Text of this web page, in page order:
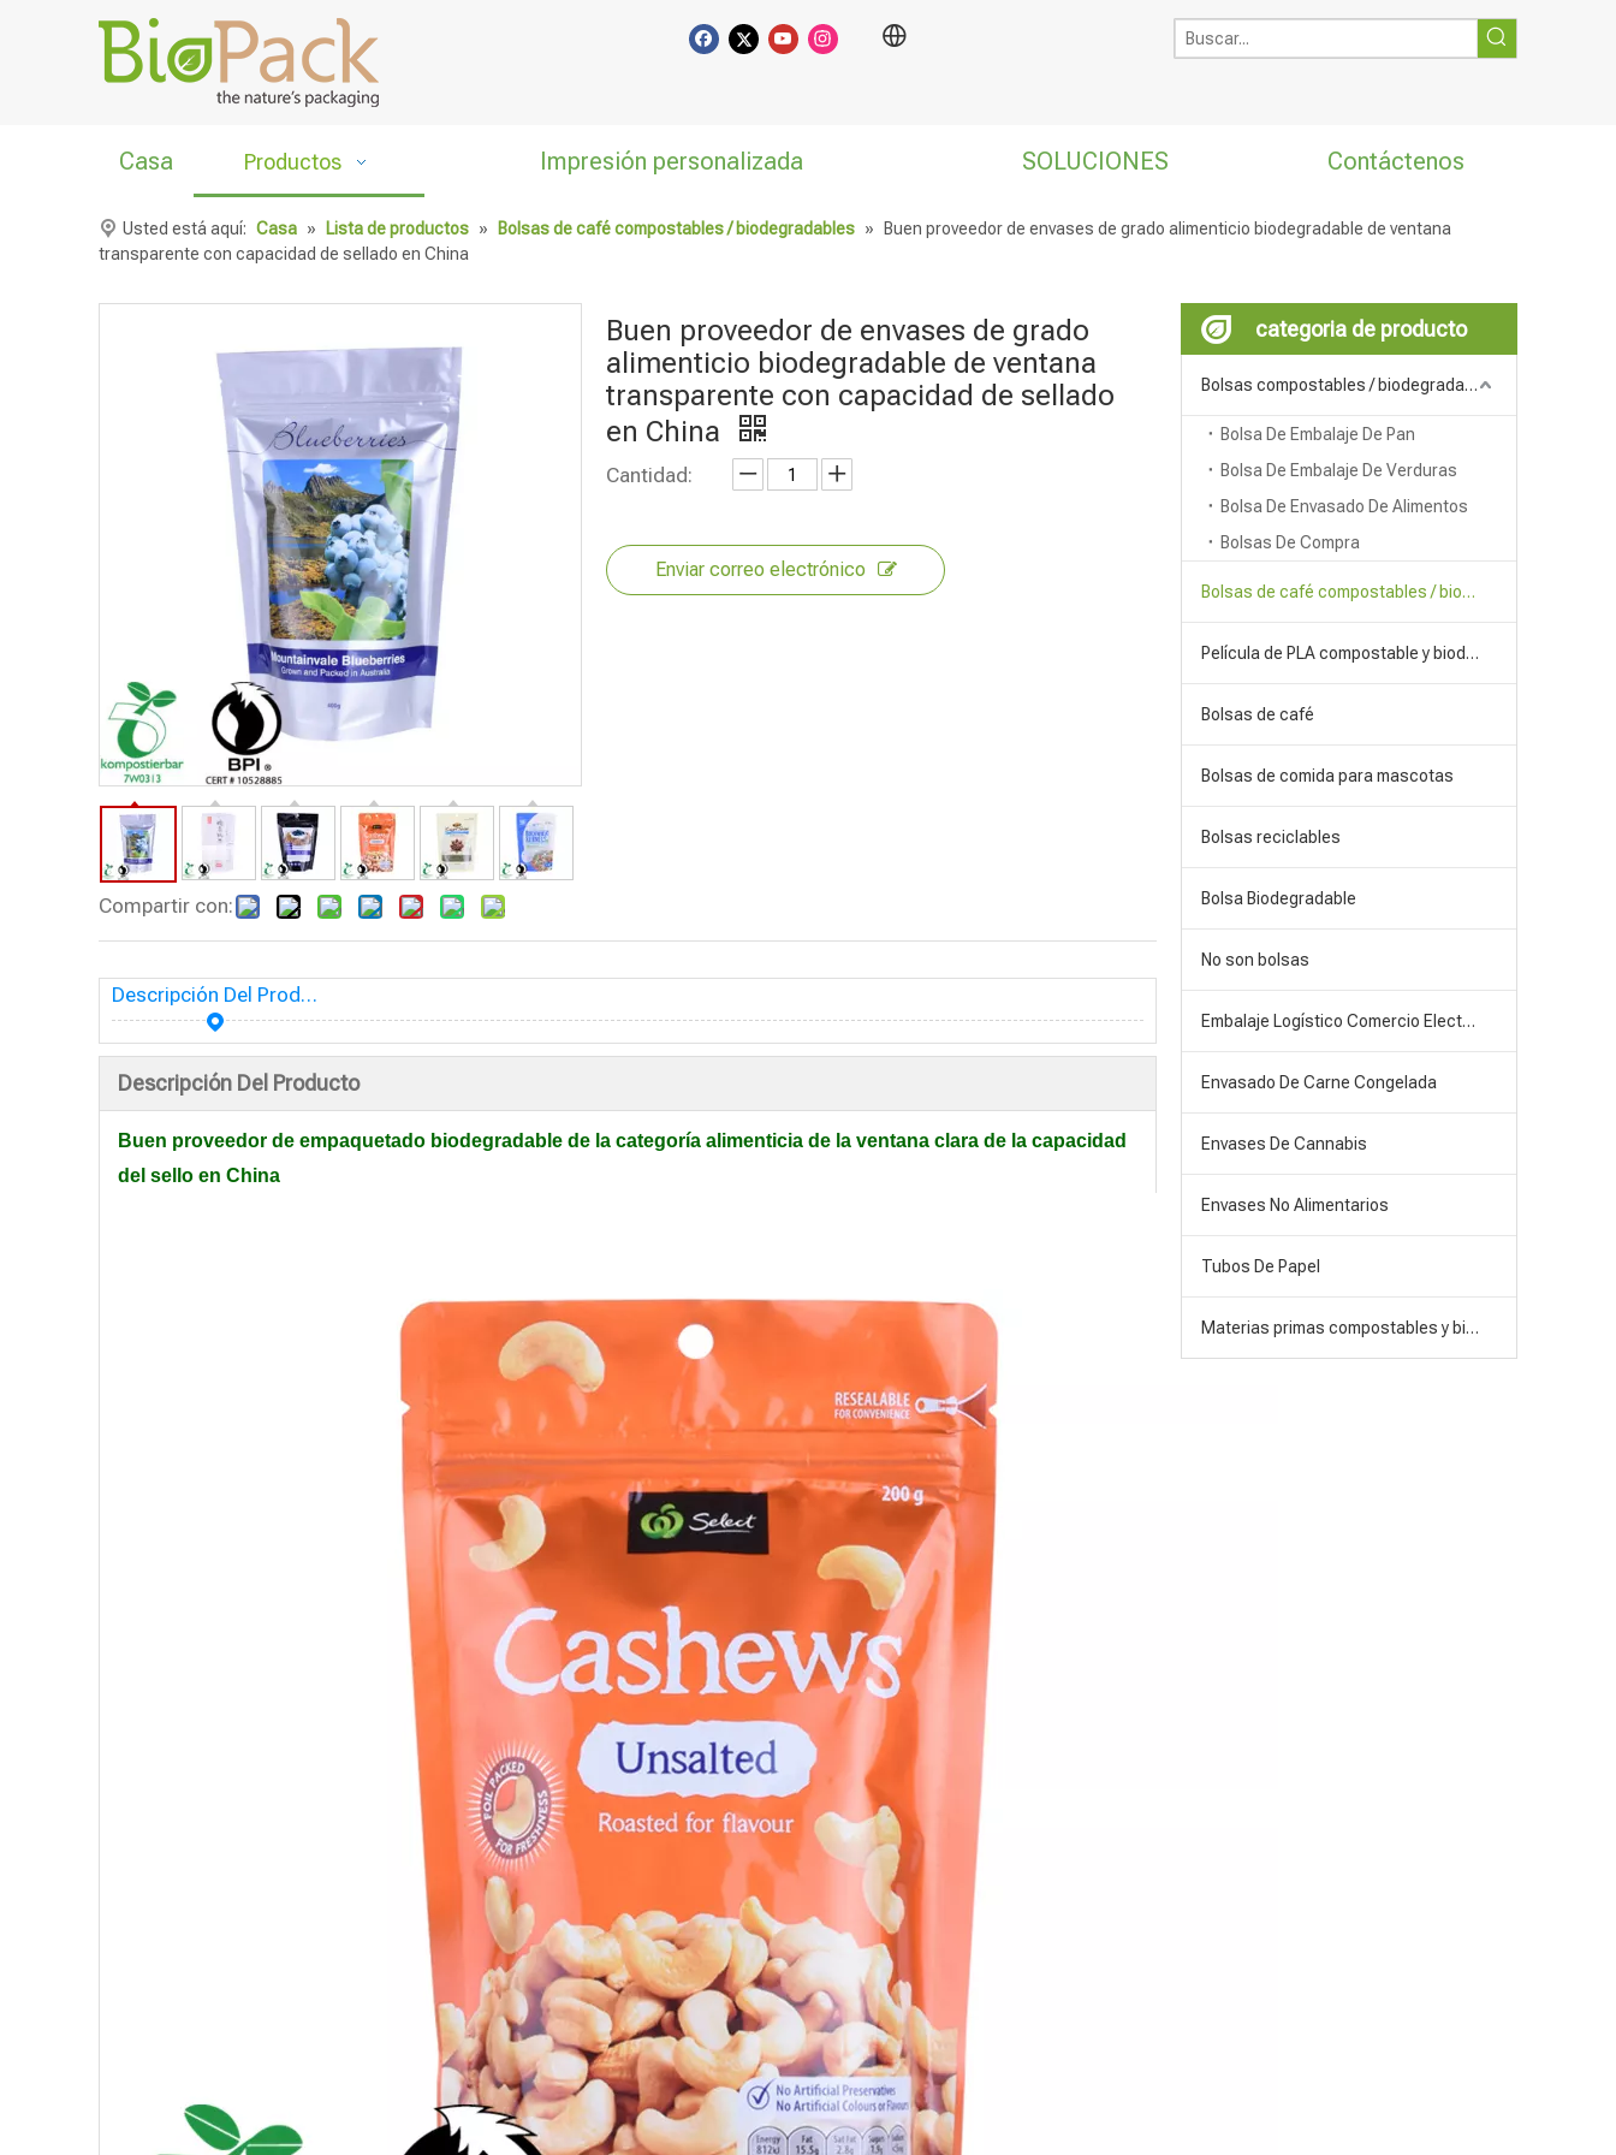
Casa Productos Impresión personalizada SOLUCIONES Contáctenos
Usted está aquí: Casa » Lista de productos » Bolsas de café compostables / biodegradables »
Buen proveedor de envases de grado alimenticio biodegradable de ventana
transparente con capacidad de sellado en China
Compartir con:
Buen proveedor de envases de grado
alimenticio biodegradable de ventana
transparente con capacidad de sellado
en China
Cantidad:
Enviar correo electrónico
Descripción Del Producto
Descripción Del Producto
Buen proveedor de empaquetado biodegradable de la categoría alimenticia de la ventana clara de la capacidad
del sello en China
categoria de producto
Bolsas compostables / biodegradables
Bolsa De Embalaje De Pan
Bolsa De Embalaje De Verduras
Bolsa De Envasado De Alimentos
Bolsas De Compra
Bolsas de café compostables / biodegradables
Película de PLA compostable y biodegradable
Bolsas de café
Bolsas de comida para mascotas
Bolsas reciclables
Bolsa Biodegradable
No son bolsas
Embalaje Logístico Comercio Electrónico
Envasado De Carne Congelada
Envases De Cannabis
Envases No Alimentarios
Tubos De Papel
Materias primas compostables y biodegradables